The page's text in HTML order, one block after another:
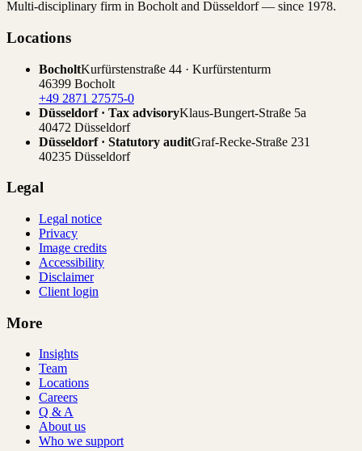
Multi-disciplinary firm in Bocholt and Düsseldorf — since 1978.
Locations
BocholtKurfürstenstraße 44 · Kurfürstenturm
46399 Bocholt
+49 2871 27575-0
Düsseldorf · Tax advisoryKlaus-Bungert-Straße 5a
40472 Düsseldorf
Düsseldorf · Statutory auditGraf-Recke-Straße 231
40235 Düsseldorf
Legal
Legal notice
Privacy
Image credits
Accessibility
Disclaimer
Client login
More
Insights
Team
Locations
Careers
Q & A
About us
Who we support